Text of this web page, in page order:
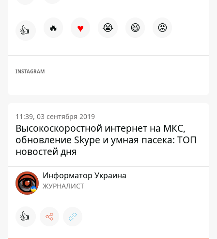
👍 🔥 ♥ 😭 😆 😡
INSTAGRAM
11:39, 03 сентября 2019
Высокоскоростной интернет на МКС,
обновление Skype и умная пасека: ТОП
новостей дня
Информатор Украина
ЖУРНАЛИСТ
👍